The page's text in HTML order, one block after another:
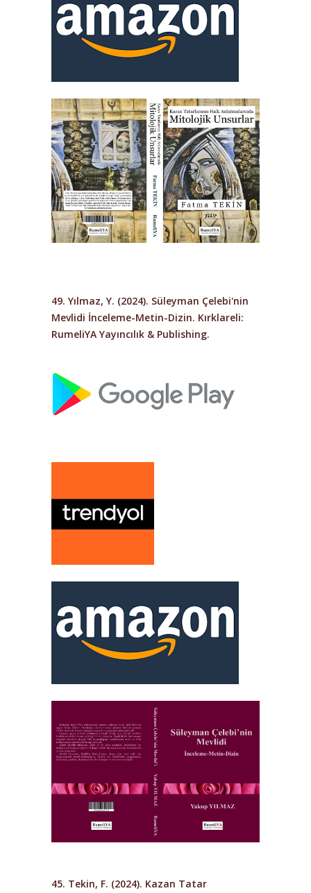
49. Yılmaz, Y. (2024). Süleyman Çelebi'nin
Mevlidi İnceleme-Metin-Dizin. Kırklareli:
RumeliYA Yayıncılık & Publishing.
45. Tekin, F. (2024). Kazan Tatar